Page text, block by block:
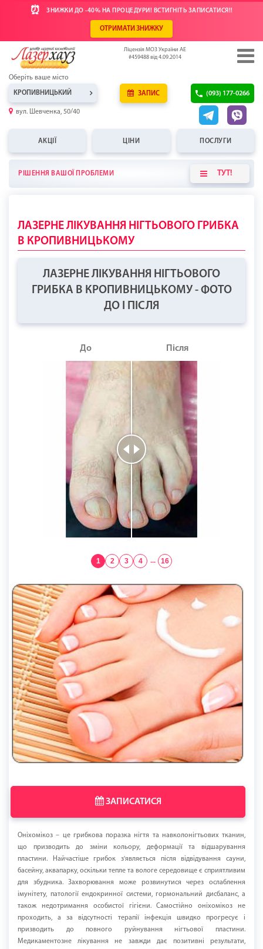
⏰ ЗНИЖКИ ДО -40% НА ПРОЦЕДУРИ! ВСТИГНІТЬ ЗАПИСАТИСЯ!!
ОТРИМАТИ ЗНИЖКУ
Ліцензія МОЗ України АЕ
#459488 від 4.09.2014
Оберіть ваше місто
КРОПИВНИЦЬКИЙ
вул. Шевченка, 50/40
ЗАПИС (093) 177-0266
АКЦІЇ ЦІНИ ПОСЛУГИ
РІШЕННЯ ВАШОЇ ПРОБЛЕМИ ТУТ!
ЛАЗЕРНЕ ЛІКУВАННЯ НІГТЬОВОГО ГРИБКА
В КРОПИВНИЦЬКОМУ
ЛАЗЕРНЕ ЛІКУВАННЯ НІГТЬОВОГО
ГРИБКА В КРОПИВНИЦЬКОМУ - ФОТО
ДО І ПІСЛЯ
До Після
1 2 3 4 ... 16
ЗАПИСАТИСЯ
Оніхомікоз – це грибкова поразка нігтя та навколонігтьових тканин,
що призводить до зміни кольору, деформації та відшарування
пластини. Найчастіше грибок з'являється після відвідування сауни,
басейну, аквапарку, оскільки тепле та вологе середовище є сприятливим
для збудника. Захворювання може розвинутися через ослаблення
імунітету, патології ендокринної системи, гормональний дисбаланс, а
також недотримання особистої гігієни. Самостійно оніхомікоз не
проходить, а за відсутності терапії інфекція швидко прогресує і
призводить до повного руйнування нігтьової пластини.
Медикаментозне лікування не завжди дає позитивні результати,